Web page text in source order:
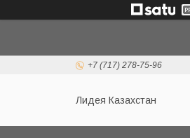
+7 (717) 278-75-96
Лидея Казахстан